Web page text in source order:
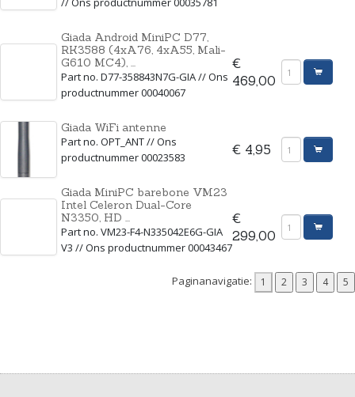
Giada Android MiniPC D77,
RK3588 (4xA76, 4xA55, Mali-
G610 MC4), ...
Part no. D77-358843N7G-GIA // Ons
productnummer 00040067
€
469,00
Giada WiFi antenne
Part no. OPT_ANT // Ons
productnummer 00023583
€ 4,95
Giada MiniPC barebone VM23
Intel Celeron Dual-Core
N3350, HD ...
Part no. VM23-F4-N335042E6G-GIA
V3 // Ons productnummer 00043467
€
299,00
Paginanavigatie: